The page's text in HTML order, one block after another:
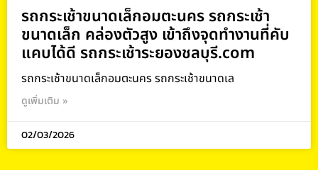
รถกระเช้าขนาดเล็กอมตะนคร รถกระเช้า
ขนาดเล็ก คล่องตัวสูง เข้าถึงจุดทำงานที่คับ
แคบได้ดี รถกระเช้าระยองชลบุรี.com
รถกระเช้าขนาดเล็กอมตะนคร รถกระเช้าขนาดเล
ดูเพิ่มเติม »
02/03/2026